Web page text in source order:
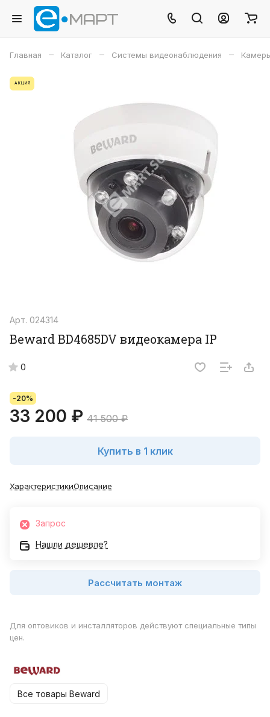
Главная – Каталог – Системы видеонаблюдения –
АКЦИЯ
Арт. 024314
Beward BD4685DV видеокамера IP
0
-20%
33 200 ₽ 41 500 ₽
Купить в 1 клик
ХарактеристикиОписание
Запрос
Нашли дешевле?
Рассчитать монтаж
Для оптовиков и инсталляторов действуют специальные типы
цен.
Все товары Beward